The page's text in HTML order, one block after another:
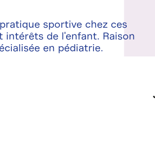
sportive chez ces
intérêts de l'enfant. Raison
en pédiatrie.